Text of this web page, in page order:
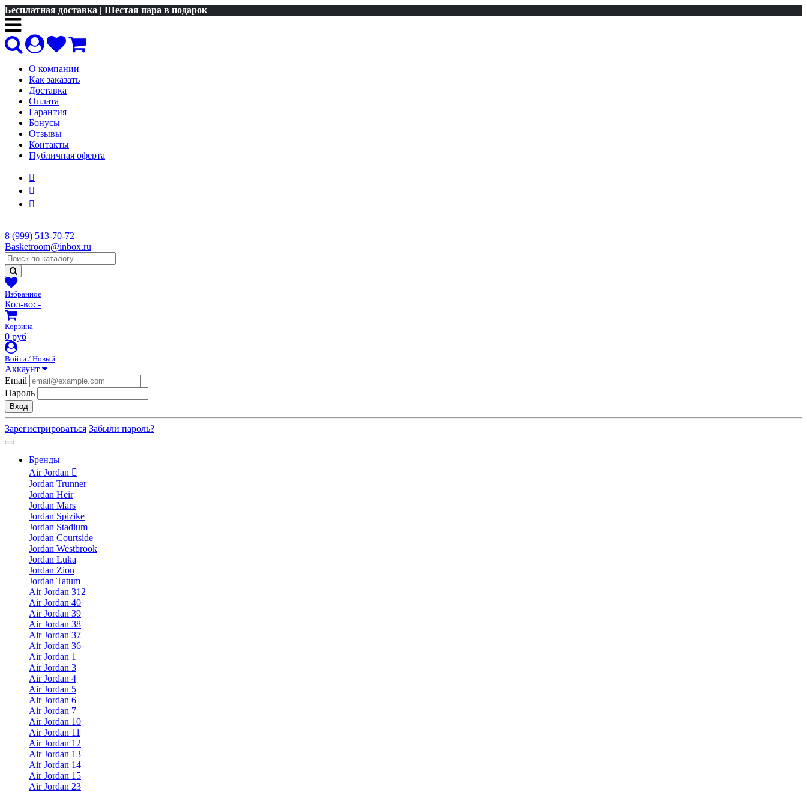
Бесплатная доставка | Шестая пара в подарок
О компании
Как заказать
Доставка
Оплата
Гарантия
Бонусы
Отзывы
Контакты
Публичная оферта
8 (999) 513-70-72
Basketroom@inbox.ru
Избранное
Кол-во: -
Корзина
0 руб
Войти / Новый
Аккаунт
Email
Пароль
Вход
Зарегистрироваться Забыли пароль?
Бренды
Air Jordan
Jordan Trunner
Jordan Heir
Jordan Mars
Jordan Spizike
Jordan Stadium
Jordan Courtside
Jordan Westbrook
Jordan Luka
Jordan Zion
Jordan Tatum
Air Jordan 312
Air Jordan 40
Air Jordan 39
Air Jordan 38
Air Jordan 37
Air Jordan 36
Air Jordan 1
Air Jordan 3
Air Jordan 4
Air Jordan 5
Air Jordan 6
Air Jordan 7
Air Jordan 10
Air Jordan 11
Air Jordan 12
Air Jordan 13
Air Jordan 14
Air Jordan 15
Air Jordan 23